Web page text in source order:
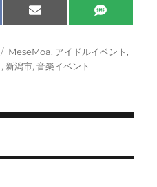
Share
on
E
m
i
l
Share
on
S
M
タ
グ
MeseMoa, アイドルイベント ,
, 新潟市,音楽イベント